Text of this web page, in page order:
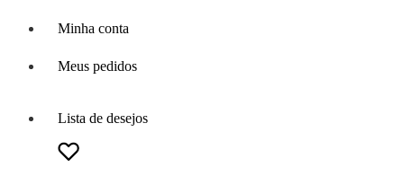
Minha conta
Meus pedidos
Lista de desejos